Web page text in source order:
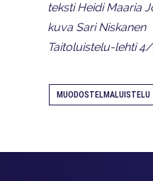
teksti Heidi Maaria
kuva Sari Niskanen
Taitoluistelu-lehti 4/
MUODOSTELMALUISTELU